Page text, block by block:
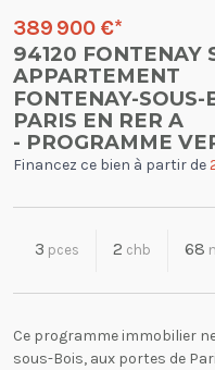
389 900 €*
94120 FONTENAY
APPARTEMENT
FONTENAY-
PARIS EN RER A
- PROGRAMME
Financez ce bien à partir de
3 pces 2 chb 68
Ce programme immobilier
sous-Bois, aux portes de